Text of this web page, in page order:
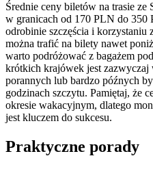
Średnie ceny biletów na trasie ze
w granicach od 170 PLN do 350
odrobinie szczęścia i korzystaniu
można trafić na bilety nawet
warto podróżować z bagażem
krótkich krajówek jest zazwyczaj
porannych lub bardzo późnych
godzinach szczytu. Pamiętaj, że
okresie wakacyjnym, dlatego
jest kluczem do sukcesu.
Praktyczne porady